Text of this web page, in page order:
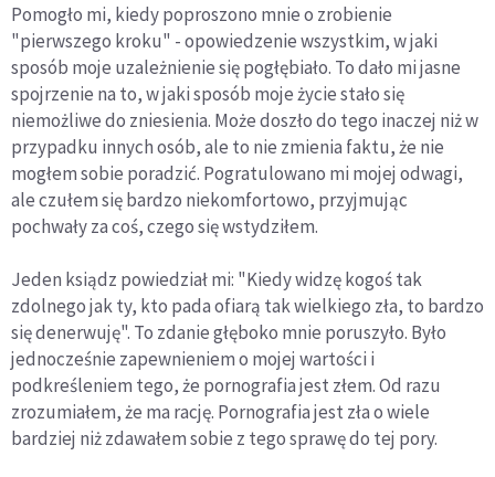
Pomogło mi, kiedy poproszono mnie o zrobienie
"pierwszego kroku" - opowiedzenie wszystkim, w jaki
sposób moje uzależnienie się pogłębiało. To dało mi jasne
spojrzenie na to, w jaki sposób moje życie stało się
niemożliwe do zniesienia. Może doszło do tego inaczej niż w
przypadku innych osób, ale to nie zmienia faktu, że nie
mogłem sobie poradzić. Pogratulowano mi mojej odwagi,
ale czułem się bardzo niekomfortowo, przyjmując
pochwały za coś, czego się wstydziłem.
Jeden ksiądz powiedział mi: "Kiedy widzę kogoś tak
zdolnego jak ty, kto pada ofiarą tak wielkiego zła, to bardzo
się denerwuję". To zdanie głęboko mnie poruszyło. Było
jednocześnie zapewnieniem o mojej wartości i
podkreśleniem tego, że pornografia jest złem. Od razu
zrozumiałem, że ma rację. Pornografia jest zła o wiele
bardziej niż zdawałem sobie z tego sprawę do tej pory.